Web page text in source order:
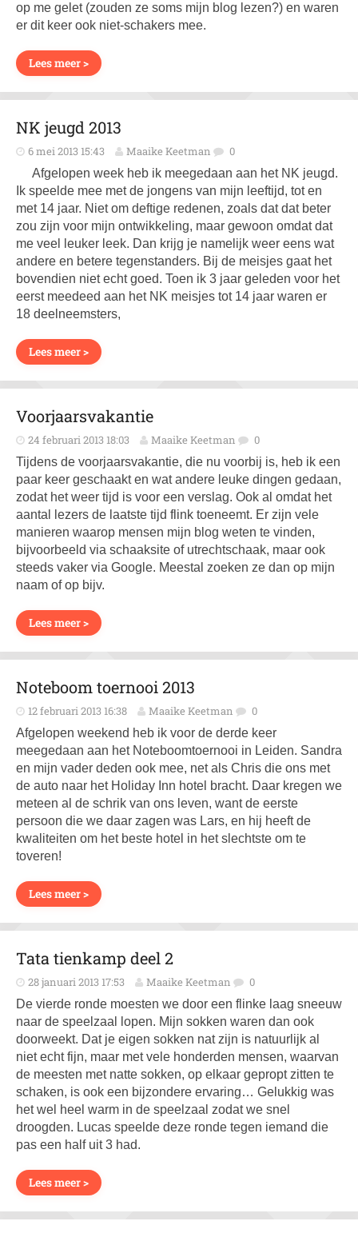
op me gelet (zouden ze soms mijn blog lezen?) en waren
er dit keer ook niet-schakers mee.
Lees meer >
NK jeugd 2013
6 mei 2013 15:43 Maaike Keetman 0
Afgelopen week heb ik meegedaan aan het NK jeugd.
Ik speelde mee met de jongens van mijn leeftijd, tot en
met 14 jaar. Niet om deftige redenen, zoals dat dat beter
zou zijn voor mijn ontwikkeling, maar gewoon omdat dat
me veel leuker leek. Dan krijg je namelijk weer eens wat
andere en betere tegenstanders. Bij de meisjes gaat het
bovendien niet echt goed. Toen ik 3 jaar geleden voor het
eerst meedeed aan het NK meisjes tot 14 jaar waren er
18 deelneemsters,
Lees meer >
Voorjaarsvakantie
24 februari 2013 18:03 Maaike Keetman 0
Tijdens de voorjaarsvakantie, die nu voorbij is, heb ik een
paar keer geschaakt en wat andere leuke dingen gedaan,
zodat het weer tijd is voor een verslag. Ook al omdat het
aantal lezers de laatste tijd flink toeneemt. Er zijn vele
manieren waarop mensen mijn blog weten te vinden,
bijvoorbeeld via schaaksite of utrechtschaak, maar ook
steeds vaker via Google. Meestal zoeken ze dan op mijn
naam of op bijv.
Lees meer >
Noteboom toernooi 2013
12 februari 2013 16:38 Maaike Keetman 0
Afgelopen weekend heb ik voor de derde keer
meegedaan aan het Noteboomtoernooi in Leiden. Sandra
en mijn vader deden ook mee, net als Chris die ons met
de auto naar het Holiday Inn hotel bracht. Daar kregen we
meteen al de schrik van ons leven, want de eerste
persoon die we daar zagen was Lars, en hij heeft de
kwaliteiten om het beste hotel in het slechtste om te
toveren!
Lees meer >
Tata tienkamp deel 2
28 januari 2013 17:53 Maaike Keetman 0
De vierde ronde moesten we door een flinke laag sneeuw
naar de speelzaal lopen. Mijn sokken waren dan ook
doorweekt. Dat je eigen sokken nat zijn is natuurlijk al
niet echt fijn, maar met vele honderden mensen, waarvan
de meesten met natte sokken, op elkaar gepropt zitten te
schaken, is ook een bijzondere ervaring… Gelukkig was
het wel heel warm in de speelzaal zodat we snel
droogden. Lucas speelde deze ronde tegen iemand die
pas een half uit 3 had.
Lees meer >